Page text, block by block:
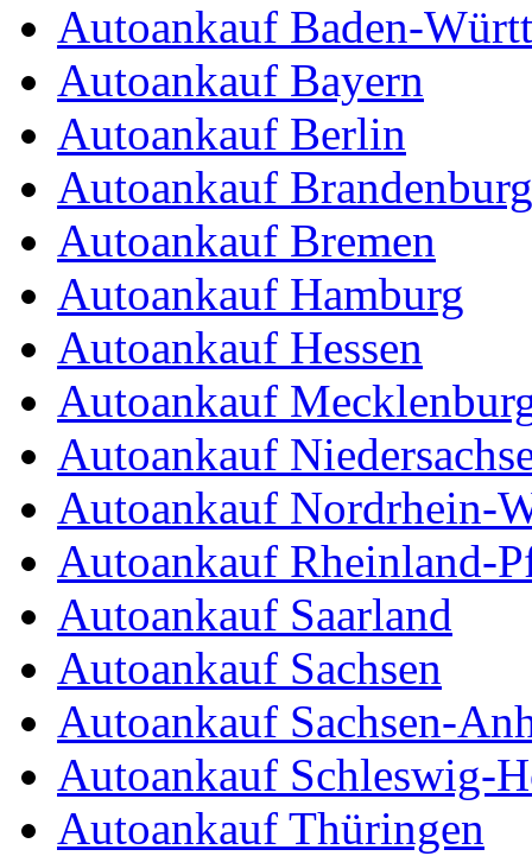
Autoankauf Baden-
Autoankauf Bayern
Autoankauf Berlin
Autoankauf Brandenburg
Autoankauf Bremen
Autoankauf Hamburg
Autoankauf Hessen
Autoankauf
Autoankauf
Autoankauf Nordrhein-
Autoankauf Rheinland-
Autoankauf Saarland
Autoankauf Sachsen
Autoankauf Sachsen-
Autoankauf Schleswig-
Autoankauf Thüringen